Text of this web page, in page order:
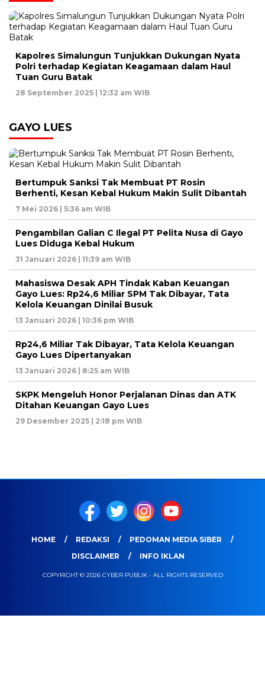
Kapolres Simalungun Tunjukkan Dukungan Nyata
Polri terhadap Kegiatan Keagamaan dalam Haul
Tuan Guru Batak
28 September 2025 | 12:32 am WIB
GAYO LUES
Bertumpuk Sanksi Tak Membuat PT Rosin
Berhenti, Kesan Kebal Hukum Makin Sulit Dibantah
7 Mei 2026 | 5:36 am WIB
Pengambilan Galian C Ilegal PT Pelita Nusa di Gayo
Lues Diduga Kebal Hukum
31 Januari 2026 | 11:39 am WIB
Mahasiswa Desak APH Tindak Kaban Keuangan
Gayo Lues: Rp24,6 Miliar SPM Tak Dibayar, Tata
Kelola Keuangan Dinilai Busuk
13 Januari 2026 | 10:36 pm WIB
Rp24,6 Miliar Tak Dibayar, Tata Kelola Keuangan
Gayo Lues Dipertanyakan
13 Januari 2026 | 8:25 am WIB
SKPK Mengeluh Honor Perjalanan Dinas dan ATK
Ditahan Keuangan Gayo Lues
29 Desember 2025 | 2:18 pm WIB
HOME REDAKSI
PEDOMAN MEDIA SIBER
DISCLAIMER
INFO IKLAN
COPYRIGHT © 2026 CYBER PUBLIK - ALL RIGHTS RESERVED